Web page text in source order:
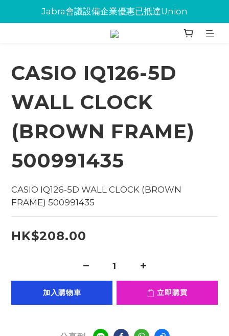
Jabra會議設備企業優惠已抵達Union
Jabra會議設備企業優惠已抵達Union
環保碳粉歡迎大量下單
CASIO IQ126-5D
WALL CLOCK
(BROWN FRAME)
500991435
CASIO IQ126-5D WALL CLOCK (BROWN
FRAME) 500991435
HK$208.00
加入購物車 立即購買